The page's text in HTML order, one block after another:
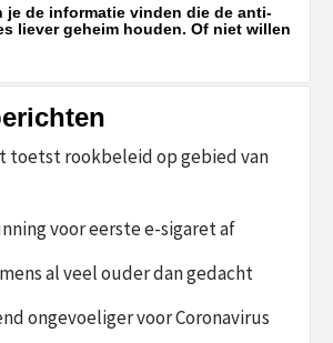
je de informatie vinden die de anti-
liever geheim houden. Of niet willen
toetst rookbeleid op gebied van
voor eerste e-sigaret af
al veel ouder dan gedacht
ongevoeliger voor Coronavirus